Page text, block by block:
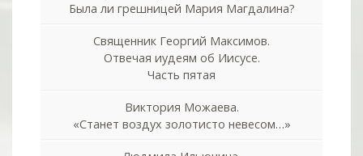
Была ли грешницей Мария Магдалина?
Священник Георгий Максимов.
Отвечая иудеям об Иисусе.
Часть пятая
Виктория Можаева.
«Станет воздух золотисто невесом…»